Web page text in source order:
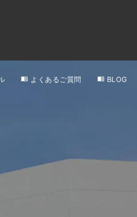
よくあるご質問 BLOG